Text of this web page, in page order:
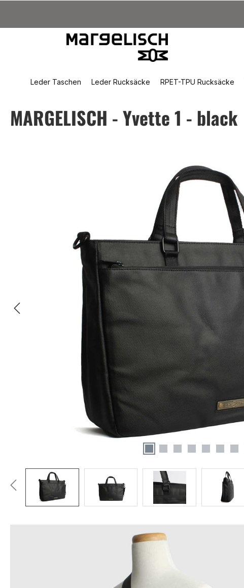
Leder Taschen Leder Rucksäcke RPET-TPU Rucksäcke
MARGELISCH - Yvette 1 - black